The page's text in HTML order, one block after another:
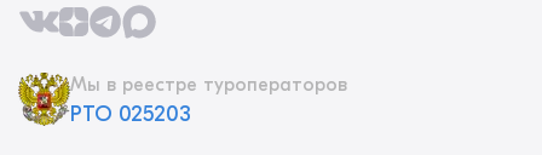
Мы в реестре туроператоров
РТО 025203